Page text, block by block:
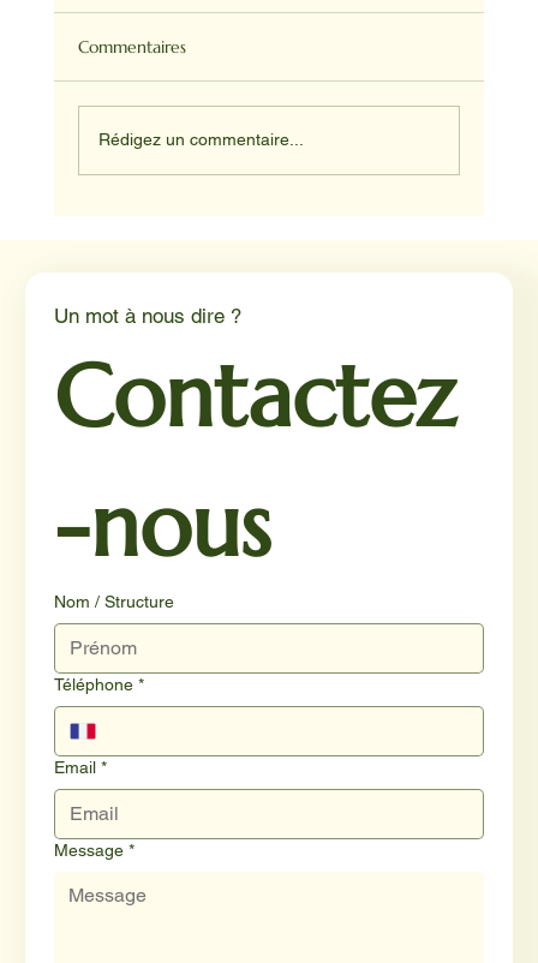
Commentaires
Rédigez un commentaire...
Un mot à nous dire ?
Contactez
-nous
Nom / Structure
Téléphone *
Email *
Message *